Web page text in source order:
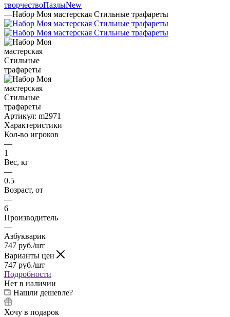
творчествоПазлыNew
—Набор Моя мастерская Стильные трафареты
Артикул: m2971
Характеристики
Кол-во игроков
—
1
Вес, кг
—
0.5
Возраст, от
—
6
Производитель
—
Азбукварик
747 руб./шт
Варианты цен
747 руб./шт
Подробности
Нет в наличии
Нашли дешевле?
Хочу в подарок